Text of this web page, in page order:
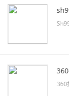
360